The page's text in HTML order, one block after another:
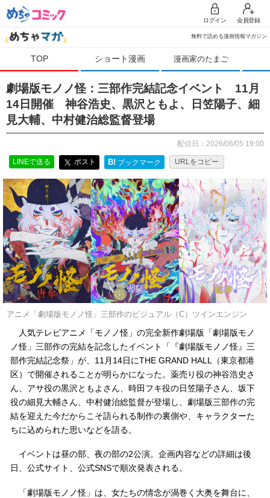
ログイン 会員登録
無料で読める漫画情報マガジン
TOP ショート漫画 漫画家のたまご
劇場版モノノ怪：三部作完結記念イベント 11月
14日開催 神谷浩史、黒沢ともよ、日笠陽子、細
見大輔、中村健治総監督登場
配信日：2026/06/05 19:00
LINEで送る ポスト B! ブックマーク URLをコピー
アニメ「劇場版モノノ怪」三部作のビジュアル（C）ツインエンジン
人気テレビアニメ「モノノ怪」の完全新作劇場版「劇場版モノ
ノ怪」三部作の完結を記念したイベント「『劇場版モノノ怪』三
部作完結記念祭」が、11月14日にTHE GRAND HALL（東京都港
区）で開催されることが明らかになった。薬売り役の神谷浩史さ
ん、アサ役の黒沢ともよさん、時田フキ役の日笠陽子さん、坂下
役の細見大輔さん、中村健治総監督が登場し、劇場版三部作の完
結を迎えた今だからこそ語られる制作の裏側や、キャラクターた
ちに込められた思いなどを語る。
イベントは昼の部、夜の部の2公演。企画内容などの詳細は後
日、公式サイト、公式SNSで順次発表される。
「劇場版モノノ怪」は、女たちの情念が渦巻く大奥を舞台に、